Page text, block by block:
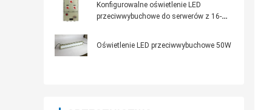
Konfigurowalne oświetlenie LED
przeciwwybuchowe do serwerów z 16-
Oświetlenie LED przeciwwybuchowe 50W